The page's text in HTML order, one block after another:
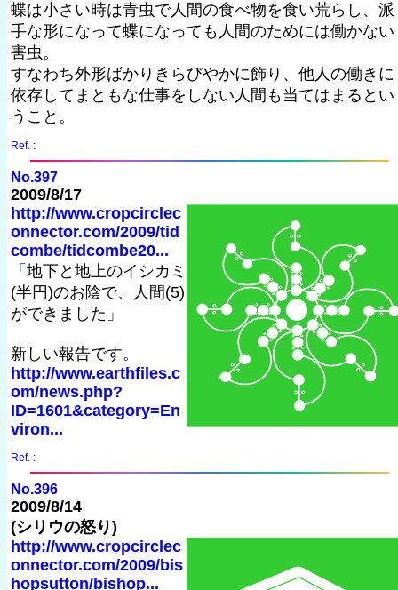
蝶は小さい時は青虫で人間の食べ物を食い荒らし、派
手な形になって蝶になっても人間のためには働かない
害虫。
すなわち外形ばかりきらびやかに飾り、他人の働きに
依存してまともな仕事をしない人間も当てはまるとい
うこと。
Ref. :
No.397
2009/8/17
http://www.cropcirclec
onnector.com/2009/tid
combe/tidcombe20...
「地下と地上のイシカミ
(半円)のお陰で、人間(5)
ができました」
新しい報告です。
http://www.earthfiles.c
om/news.php?
ID=1601&category=En
viron...
Ref. :
No.396
2009/8/14
(シリウの怒り)
http://www.cropcirclec
onnector.com/2009/bis
hopsutton/bishop...